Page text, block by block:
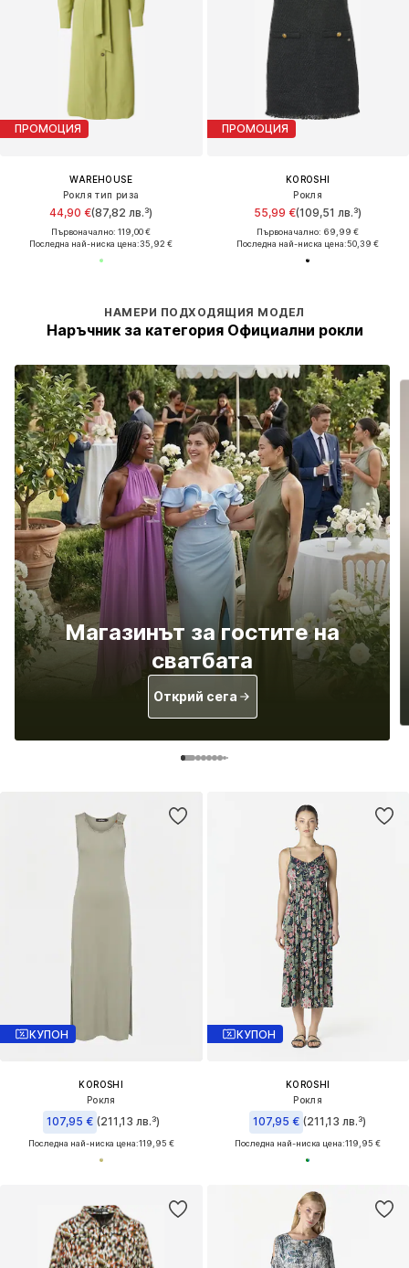
ПРОМОЦИЯ
WAREHOUSE
Рокля тип риза
44,90 €(87,82 лв.³)
Първоначално: 119,00 €
Последна най-ниска цена:35,92 €
ПРОМОЦИЯ
KOROSHI
Рокля
55,99 €(109,51 лв.³)
Първоначално: 69,99 €
Последна най-ниска цена:50,39 €
КУПОН
KOROSHI
Рокля
107,95 € (211,13 лв.³)
Последна най-ниска цена:119,95 €
КУПОН
KOROSHI
Рокля
107,95 € (211,13 лв.³)
Последна най-ниска цена:119,95 €
НАМЕРИ ПОДХОДЯЩИЯ МОДЕЛ
Наръчник за категория Официални рокли
Магазинът за гостите на
сватбата
Открий сега